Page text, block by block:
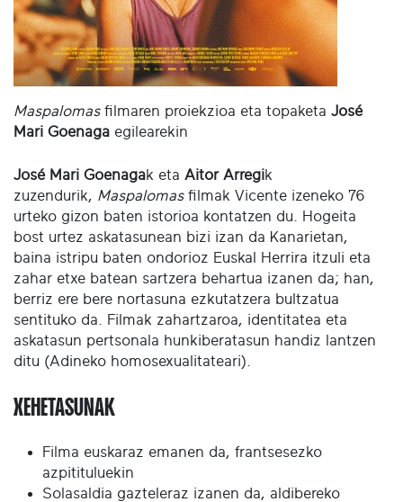
Maspalomasfilmaren proiekzioa eta topaketa José
Mari Goenaga egilearekin
José Mari Goenagak eta Aitor Arregik
zuzendurik, Maspalomasfilmak Vicente izeneko 76
urteko gizon baten istorioa kontatzen du. Hogeita
bost urtez askatasunean bizi izan da Kanarietan,
baina istripu baten ondorioz Euskal Herrira itzuli eta
zahar etxe batean sartzera behartua izanen da; han,
berriz ere bere nortasuna ezkutatzera bultzatua
sentituko da. Filmak zahartzaroa, identitatea eta
askatasun pertsonala hunkiberatasun handiz lantzen
ditu (Adineko homosexualitateari).
XEHETASUNAK
Filma euskaraz emanen da, frantsesezko
azpitituluekin
Solasaldia gazteleraz izanen da, aldibereko